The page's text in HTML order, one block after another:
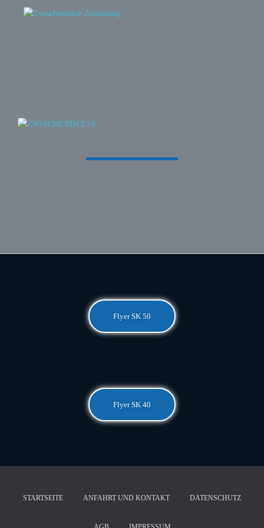
Flyer SK 40
Flyer SK 50
STARTSEITE ANFAHRT UND KONTAKT DATENSCHUTZ